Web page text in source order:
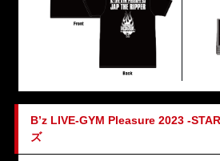
B’z LIVE-GYM Pleasure 2023 -
ズ